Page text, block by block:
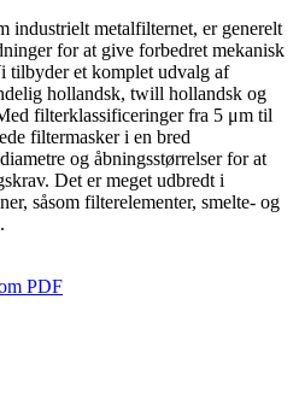
industrielt metalfilternet, er generelt
for at give forbedret mekanisk
et komplet udvalg af
hollandsk, twill hollandsk og
filterklassificeringer fra 5 μm til
filtermasker i en bred
og åbningsstørrelser for at
Det er meget udbredt i
såsom filterelementer, smelte- og
PDF